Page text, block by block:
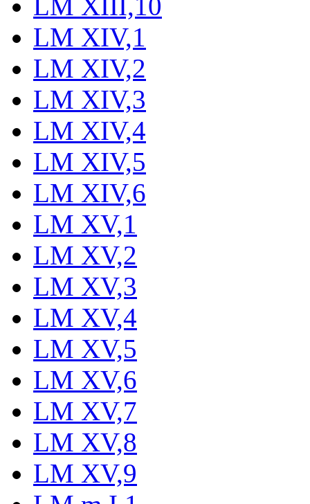
LM XIV,1
LM XIV,2
LM XIV,3
LM XIV,4
LM XIV,5
LM XIV,6
LM XV,1
LM XV,2
LM XV,3
LM XV,4
LM XV,5
LM XV,6
LM XV,7
LM XV,8
LM XV,9